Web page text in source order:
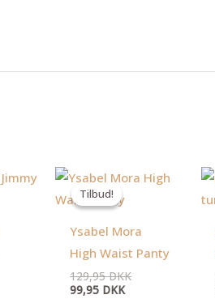
Tilbud!
Tilbud!
Ysabel Mora
High Waist Panty
129,95DKK
Den
oprindelige
129,95 DKK.
99,95 DKK
Den
aktuelle
pris
99,95 DKK.